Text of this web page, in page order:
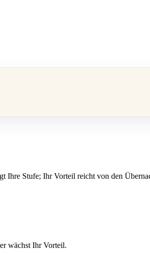
Ihre Stufe; Ihr Vorteil reicht von den
wächst Ihr Vorteil.